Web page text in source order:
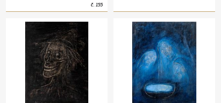
č.155
Alén Diviš(1900–1956)Svatební košile – Ho, den je noc…
Alén Diviš(1900–1956)Co sudice komu